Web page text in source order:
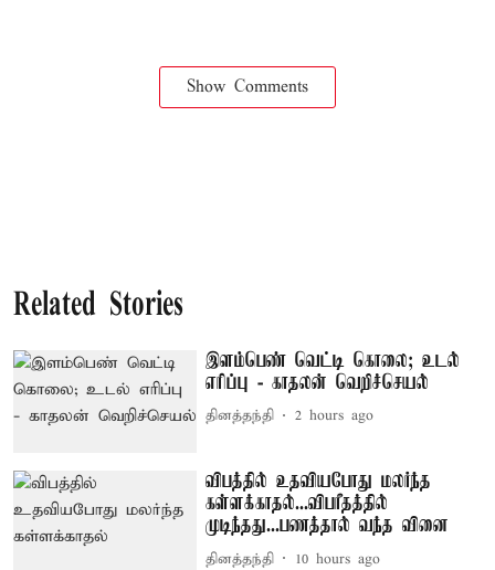
Show Comments
Related Stories
இளம்பெண் வெட்டி கொலை; உடல்
எரிப்பு - காதலன் வெறிச்செயல்
தினத்தந்தி 2 hours ago
விபத்தில் உதவியபோது மலர்ந்த
கள்ளக்காதல்...விபரீதத்தில்
முடிந்தது...பணத்தால் வந்த வினை
தினத்தந்தி 10 hours ago